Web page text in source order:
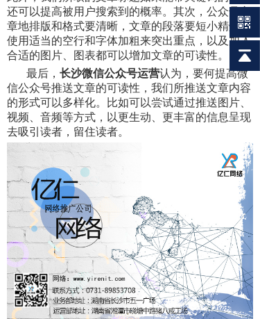
还可以提高被用户搜索到的概率。其次，公众号文
章地排版和格式要清晰，文章的段落要短小精炼，
使用适当的空行和字体加粗来突出重点，以及加入
合适的图片、图表都可以增加文章的可读性。
最后， 长沙微信公众号运营认为，要何提高微
信公众号推送文章的可读性，我们所推送文章内容
的形式可以多样化。比如可以尝试通过推送图片、
视频、音频等方式，以更生动、更丰富的信息呈现
去吸引读者，留住读者。